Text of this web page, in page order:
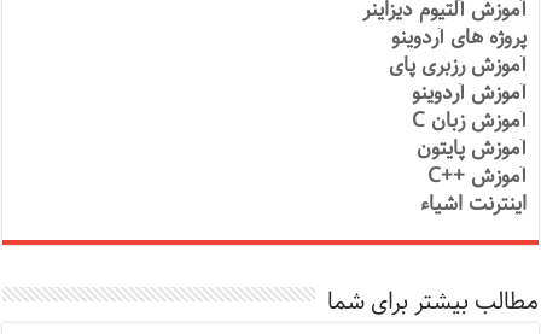
آموزش آلتیوم دیزاینر
پروژه های آردوینو
آموزش رزبری پای
آموزش آردوینو
آموزش زبان C
آموزش پایتون
آموزش ++C
اینترنت اشیاء
مطالب بیشتر برای شما